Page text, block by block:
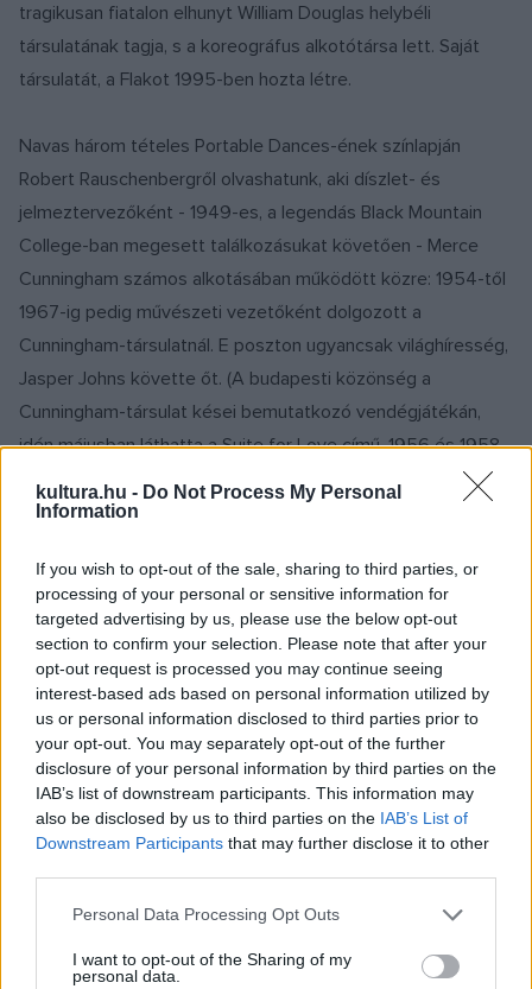
kultura.hu - Do Not Process My Personal
Information
If you wish to opt-out of the sale, sharing to third parties, or
processing of your personal or sensitive information for
targeted advertising by us, please use the below opt-out
section to confirm your selection. Please note that after your
opt-out request is processed you may continue seeing
interest-based ads based on personal information utilized by
us or personal information disclosed to third parties prior to
your opt-out. You may separately opt-out of the further
disclosure of your personal information by third parties on the
IAB’s list of downstream participants. This information may
also be disclosed by us to third parties on the IAB’s List of
Downstream Participants that may further disclose it to other
Please note that this website/app uses one or more Google
not limited to your visit or usage behaviour. You may click to
grant or deny consent to Google and its third-party tags to
Personal Data Processing Opt Outs
I want to opt-out of the Sharing of my
personal data.
tragikusan fiatalon elhunyt William Douglas helybéli
társulatának tagja, s a koreográfus alkotótársa lett. Saját
társulatát, a Flakot 1995-ben hozta létre.
Navas három tételes Portable Dances-ének színlapján
Robert Rauschenbergről olvashatunk, aki díszlet- és
jelmeztervezőként - 1949-es, a legendás Black Mountain
College-ban megesett találkozásukat követően - Merce
Cunningham számos alkotásában működött közre: 1954-től
1967-ig pedig művészeti vezetőként dolgozott a
Cunningham-társulatnál. E poszton ugyancsak világhíresség,
Jasper Johns követte őt. (A budapesti közönség a
Cunningham-társulat kései bemutatkozó vendégjátékán,
idén májusban láthatta a Suite for Love című, 1956 és 1958
közt keletkezett koreográfiát, melynek Rauschenberg volt a
jelmeztervezője.) Navas alkotása, mint megtudhattuk, (a
happeningekkel is jelentkezett) Rauschenbergnek a térrel
kapcsolatos elképzeléseit tükrözteti.
A képzőművész mint "koreográfus" rendhagyó
helyszínekben gondolkodott: tárgyegyüttesei, kollázsai
pedig nem csupán tárgyi, vizuális környezetet adtak a
táncosoknak, a táncnak. Nagyméretű képei Cunningham
Eventjei közül számosnak szolgáltak háttérül.
Mindehhez a felvezetéshez, párhuzamhoz képest még
sokkal inkább tűnt akadémikusnak, mérsékeltnek, szürkének
triptichonja. A három szín, mint jelmez (fekete, vörös, fehér)